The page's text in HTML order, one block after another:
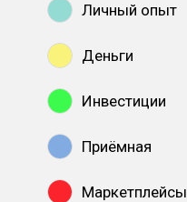
Личный опыт
Деньги
Инвестиции
Приёмная
Маркетплейсы